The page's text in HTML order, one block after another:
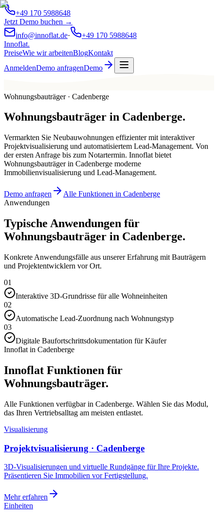
+49 170 5988648
Jetzt Demo buchen →
info@innoflat.de·
+49 170 5988648
Innoflat.
PreiseWie wir arbeitenBlogKontakt
AnmeldenDemo anfragenDemo
Wohnungsbauträger · Cadenberge
Wohnungsbauträger in Cadenberge.
Vermarkten Sie Neubauwohnungen effizienter mit interaktiver
Projektvisualisierung und automatisiertem Lead-Management. Von
der ersten Anfrage bis zum Notartermin. Innoflat bietet
Wohnungsbauträger in Cadenberge moderne
Immobilienvisualisierung und Lead-Management.
Demo anfragen
Alle Funktionen in Cadenberge
Anwendungen
Typische Anwendungen für
Wohnungsbauträger in Cadenberge.
Konkrete Anwendungsfälle aus unserer Erfahrung mit Bauträgern
und Projektentwicklern vor Ort.
01
Interaktive 3D-Grundrisse für alle Wohneinheiten
02
Automatische Lead-Zuordnung nach Wohnungstyp
03
Digitale Baufortschrittsdokumentation für Käufer
Innoflat in Cadenberge
Innoflat Funktionen für
Wohnungsbauträger.
Alle Funktionen verfügbar in Cadenberge. Wählen Sie das Modul,
das Ihren Vertriebsalltag am meisten entlastet.
Visualisierung
Projektvisualisierung · Cadenberge
3D-Visualisierungen und virtuelle Rundgänge für Ihre Projekte.
Präsentieren Sie Immobilien vor Fertigstellung.
Mehr erfahren
Einheiten